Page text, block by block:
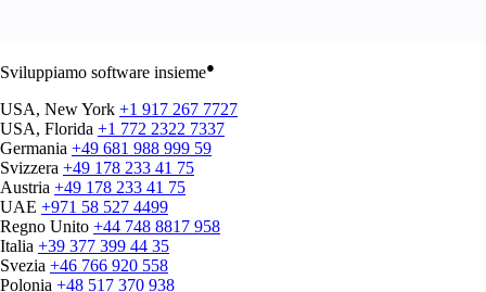
Sviluppiamo software insieme●
USA, New York +1 917 267 7727
USA, Florida +1 772 2322 7337
Germania +49 681 988 999 59
Svizzera +49 178 233 41 75
Austria +49 178 233 41 75
UAE +971 58 527 4499
Regno Unito +44 748 8817 958
Italia +39 377 399 44 35
Svezia +46 766 920 558
Polonia +48 517 370 938